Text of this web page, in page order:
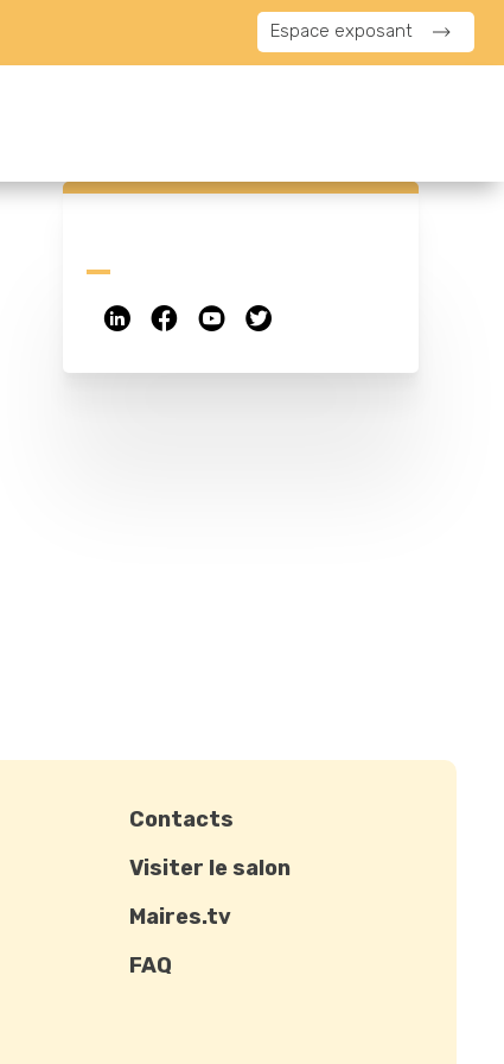
Espace exposant
Contacts
Visiter le salon
Maires.tv
FAQ